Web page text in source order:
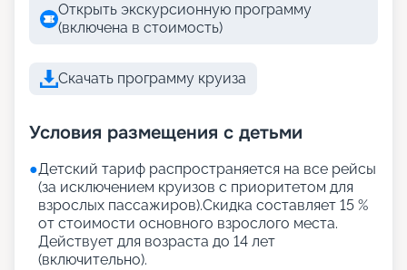
Открыть экскурсионную программу
(включена в стоимость)
Скачать программу круиза
Условия размещения с детьми
●Детский тариф распространяется на все рейсы
(за исключением круизов с приоритетом для
взрослых пассажиров).Скидка составляет 15 %
от стоимости основного взрослого места.
Действует для возраста до 14 лет
(включительно).